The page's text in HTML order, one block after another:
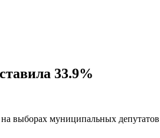
33.9%
на выборах муниципальных